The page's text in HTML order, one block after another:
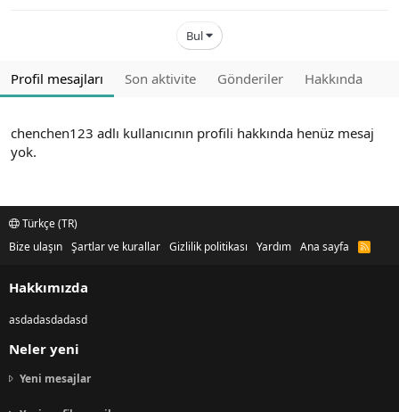
Bul
Profil mesajları Son aktivite Gönderiler Hakkında
chenchen123 adlı kullanıcının profili hakkında henüz mesaj
yok.
Türkçe (TR)
Bize ulaşın Şartlar ve kurallar Gizlilik politikası Yardım Ana sayfa
R
Hakkımızda
asdadasdadasd
Neler yeni
Yeni mesajlar